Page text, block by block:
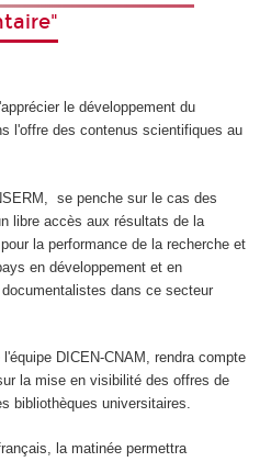
le développement du
l'offre des contenus scientifiques au
se penche sur le cas des
libre accès aux résultats de la
la performance de la recherche et
en développement et en
dans ce secteur
DICEN-CNAM, rendra compte
la mise en visibilité des offres de
bibliothèques universitaires.
la matinée permettra